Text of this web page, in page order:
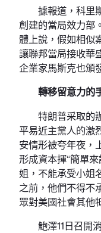
據報道，科里斯
創建的當局效力部。
體上說，假如相似
讓聯邦當局接收華
企業家馬斯克也頒
轉移留意力的
特朗普采取的辦
平易近主黨人的激
安情形被夸年夜，
形成資本揮“簡單
姐，不能承受小姐
之前，他們不得不
眾對美國社會其他
鮑澤11日召開消